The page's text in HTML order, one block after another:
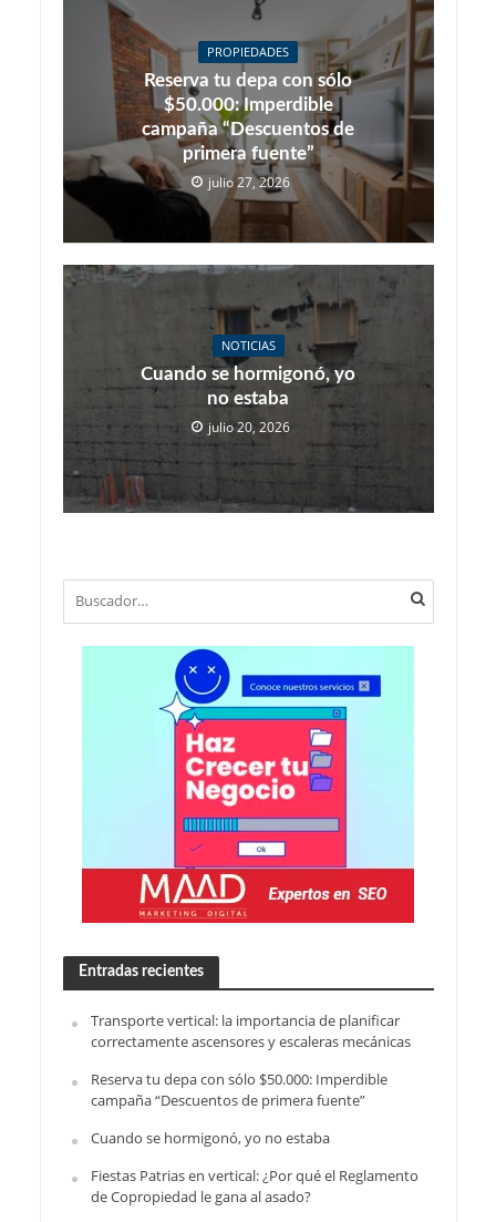
PROPIEDADES
Reserva tu depa con sólo
$50.000: Imperdible
campaña “Descuentos de
primera fuente”
julio 27, 2026
NOTICIAS
Cuando se hormigonó, yo
no estaba
julio 20, 2026
Entradas recientes
Transporte vertical: la importancia de planificar
correctamente ascensores y escaleras mecánicas
Reserva tu depa con sólo $50.000: Imperdible
campaña “Descuentos de primera fuente”
Cuando se hormigonó, yo no estaba
Fiestas Patrias en vertical: ¿Por qué el Reglamento
de Copropiedad le gana al asado?